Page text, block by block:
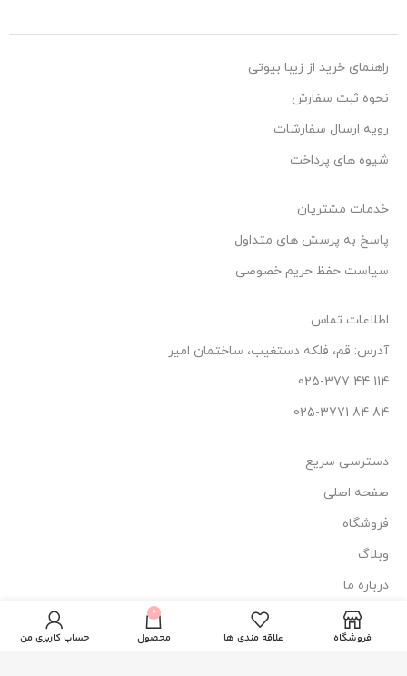
راهنمای خرید از زیبا بیوتی
نحوه ثبت سفارش
رویه ارسال سفارشات
شیوه های پرداخت
خدمات مشتریان
پاسخ به پرسش های متداول
سیاست حفظ حریم خصوصی
اطلاعات تماس
آدرس: قم، فلکه دستغیب، ساختمان امیر
114 44 025-377
84 84 025-3771
دسترسی سریع
صفحه اصلی
فروشگاه
وبلاگ
درباره ما
تماس با ما
شامپو کراتین638.000 ناموجود
فروشگاه علاقه مندی ها
0
محصول حساب کاربری من